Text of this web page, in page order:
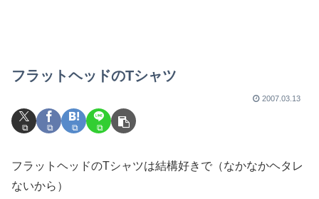
フラットヘッドのTシャツ
2007.03.13
フラットヘッドのTシャツは結構好きで（なかなかヘタレ
ないから）